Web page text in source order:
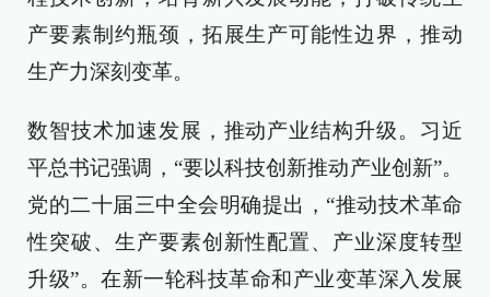
产要素制约瓶颈，拓展生产可能性边界，推动
生产力深刻变革。
数智技术加速发展，推动产业结构升级。习近
平总书记强调，“要以科技创新推动产业创新”。
党的二十届三中全会明确提出，“推动技术革命
性突破、生产要素创新性配置、产业深度转型
升级”。在新一轮科技革命和产业变革深入发展